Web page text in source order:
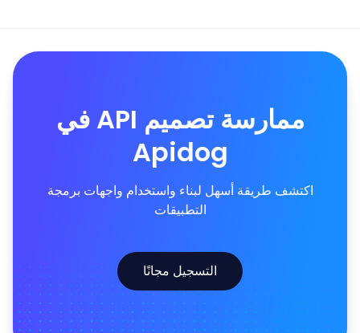
ممارسة تصميم API في
Apidog
اكتشف طريقة أسهل لبناء واستخدام واجهات برمجة
التطبيقات
التسجيل مجانًا